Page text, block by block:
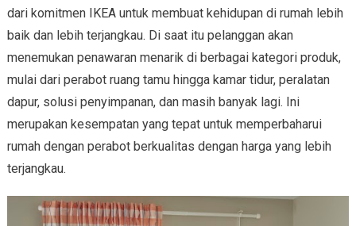
dari komitmen IKEA untuk membuat kehidupan di rumah lebih
baik dan lebih terjangkau. Di saat itu pelanggan akan
menemukan penawaran menarik di berbagai kategori produk,
mulai dari perabot ruang tamu hingga kamar tidur, peralatan
dapur, solusi penyimpanan, dan masih banyak lagi. Ini
merupakan kesempatan yang tepat untuk memperbaharui
rumah dengan perabot berkualitas dengan harga yang lebih
terjangkau.